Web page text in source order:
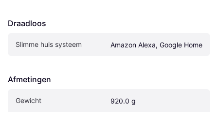
Draadloos
Slimme huis systeem Amazon Alexa, Google Home
Afmetingen
Gewicht 920.0 g